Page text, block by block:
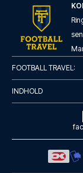
FOOTBALL TRAVEL:
INDHOLD